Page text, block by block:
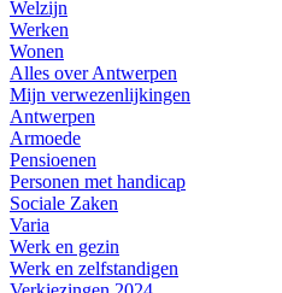
Welzijn
Werken
Wonen
Alles over Antwerpen
Mijn verwezenlijkingen
Antwerpen
Armoede
Pensioenen
Personen met handicap
Sociale Zaken
Varia
Werk en gezin
Werk en zelfstandigen